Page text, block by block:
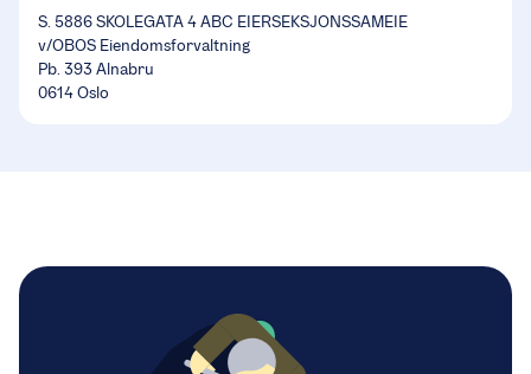
S. 5886 SKOLEGATA 4 ABC EIERSEKSJONSSAMEIE
v/OBOS Eiendomsforvaltning
Pb. 393 Alnabru
0614 Oslo